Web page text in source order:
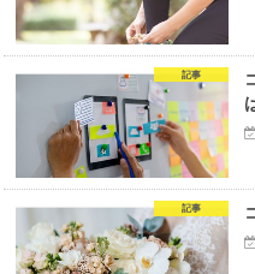
記事
記事